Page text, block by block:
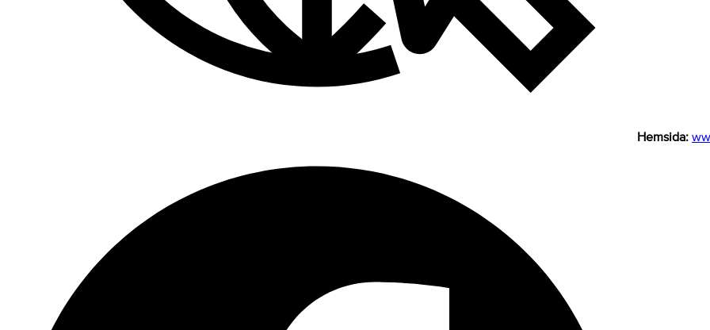
Hemsida: